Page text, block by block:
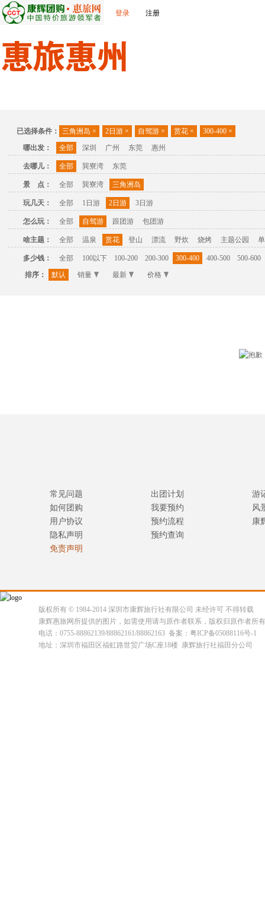
登录 注册
已选择条件： 三角洲岛 × 2日游 × 自驾游 × 赏花 × 300-400 ×
哪出发：
全部 深圳 广州 东莞 惠州
去哪儿： 全部 巽寮湾 东莞
景 点： 全部 巽寮湾 三角洲岛
玩几天： 全部 1日游 2日游 3日游
怎么玩： 全部 自驾游 跟团游 包团游
啥主题： 全部 温泉 赏花 登山 漂流 野炊 烧烤 主题公园
多少钱： 全部 100以下 100-200 200-300 300-400 400-500
500-600
排序：
默认 销量 最新 价格
常见问题
如何团购
用户协议
隐私声明
免责声明
出团计划
我要预约
预约流程
预约查询
游
风
康
版权所有 © 1984-2014 深圳市康辉旅行社有限公司 未经许可 不得转载
康辉惠旅网所提供的图片，如需使用请与原作者联系，版权归原作者所
电话：0755-88862139/88862161/88862163 备案：粤ICP备05088116号-1
地址：深圳市福田区福虹路世贸广场C座18楼 康辉旅行社福田分公司